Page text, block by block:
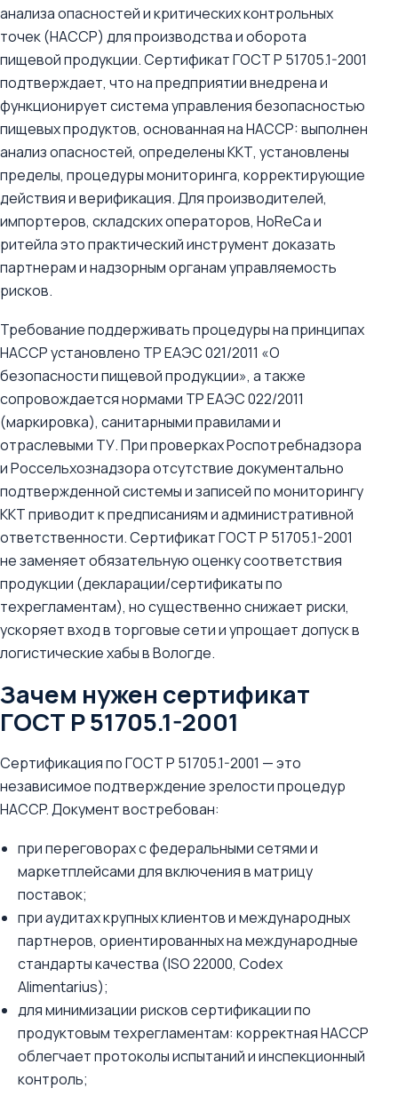
анализа опасностей и критических контрольных
точек (HACCP) для производства и оборота
пищевой продукции. Сертификат ГОСТ Р 51705.1-2001
подтверждает, что на предприятии внедрена и
функционирует система управления безопасностью
пищевых продуктов, основанная на HACCP: выполнен
анализ опасностей, определены ККТ, установлены
пределы, процедуры мониторинга, корректирующие
действия и верификация. Для производителей,
импортеров, складских операторов, HoReCa и
ритейла это практический инструмент доказать
партнерам и надзорным органам управляемость
рисков.
Требование поддерживать процедуры на принципах
HACCP установлено ТР ЕАЭС 021/2011 «О
безопасности пищевой продукции», а также
сопровождается нормами ТР ЕАЭС 022/2011
(маркировка), санитарными правилами и
отраслевыми ТУ. При проверках Роспотребнадзора
и Россельхознадзора отсутствие документально
подтвержденной системы и записей по мониторингу
ККТ приводит к предписаниям и административной
ответственности. Сертификат ГОСТ Р 51705.1-2001
не заменяет обязательную оценку соответствия
продукции (декларации/сертификаты по
техрегламентам), но существенно снижает риски,
ускоряет вход в торговые сети и упрощает допуск в
логистические хабы в Вологде.
Зачем нужен сертификат
ГОСТ Р 51705.1-2001
Сертификация по ГОСТ Р 51705.1-2001 — это
независимое подтверждение зрелости процедур
HACCP. Документ востребован:
при переговорах с федеральными сетями и
маркетплейсами для включения в матрицу
поставок;
при аудитах крупных клиентов и международных
партнеров, ориентированных на международные
стандарты качества (ISO 22000, Codex
Alimentarius);
для минимизации рисков сертификации по
продуктовым техрегламентам: корректная HACCP
облегчает протоколы испытаний и инспекционный
контроль;